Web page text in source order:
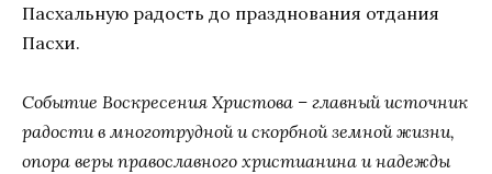
Пасхальную радость до празднования отдания
Пасхи.
Событие Воскресения Христова – главный источник
радости в многотрудной и скорбной земной жизни,
опора веры православного христианина и надежды